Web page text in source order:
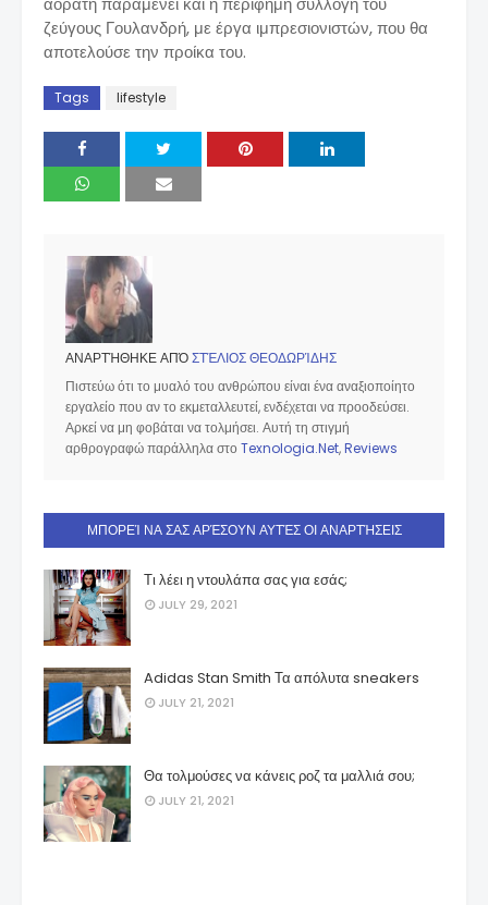
ζεύγους Γουλανδρή, με έργα ιμπρεσιονιστών, που θα
αποτελούσε την προίκα του.
Tags lifestyle
ΑΝΑΡΤΉΘΗΚΕ ΑΠΌΣΤΈΛΙΟΣ ΘΕΟΔΩΡΊΔΗΣ
Πιστεύω ότι το μυαλό του ανθρώπου είναι ένα αναξιοποίητο
εργαλείο που αν το εκμεταλλευτεί, ενδέχεται να προοδεύσει.
Αρκεί να μη φοβάται να τολμήσει. Αυτή τη στιγμή
αρθρογραφώ παράλληλα στο Texnologia.Net,Reviews
ΜΠΟΡΕΊ ΝΑ ΣΑΣ ΑΡΈΣΟΥΝ ΑΥΤΈΣ ΟΙ ΑΝΑΡΤΉΣΕΙΣ
Τι λέει η ντουλάπα σας για εσάς;
JULY 29, 2021
Adidas Stan Smith Τα απόλυτα sneakers
JULY 21, 2021
Θα τολμούσες να κάνεις ροζ τα μαλλιά σου;
JULY 21, 2021